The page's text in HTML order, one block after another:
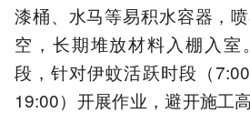
漆桶、水马等易积水容器，
空，长期堆放材料入棚入室
段，针对伊蚊活跃时段（
19:00）开展作业，避开施工